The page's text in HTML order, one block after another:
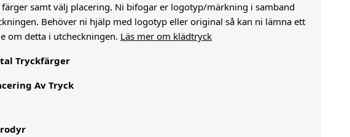
samt välj placering. Ni bifogar er logotyp/märkning i samband
Behöver ni hjälp med logotyp eller original så kan ni lämna ett
om detta i utcheckningen. Läs mer om klädtryck
Tryckfärger
Av Tryck